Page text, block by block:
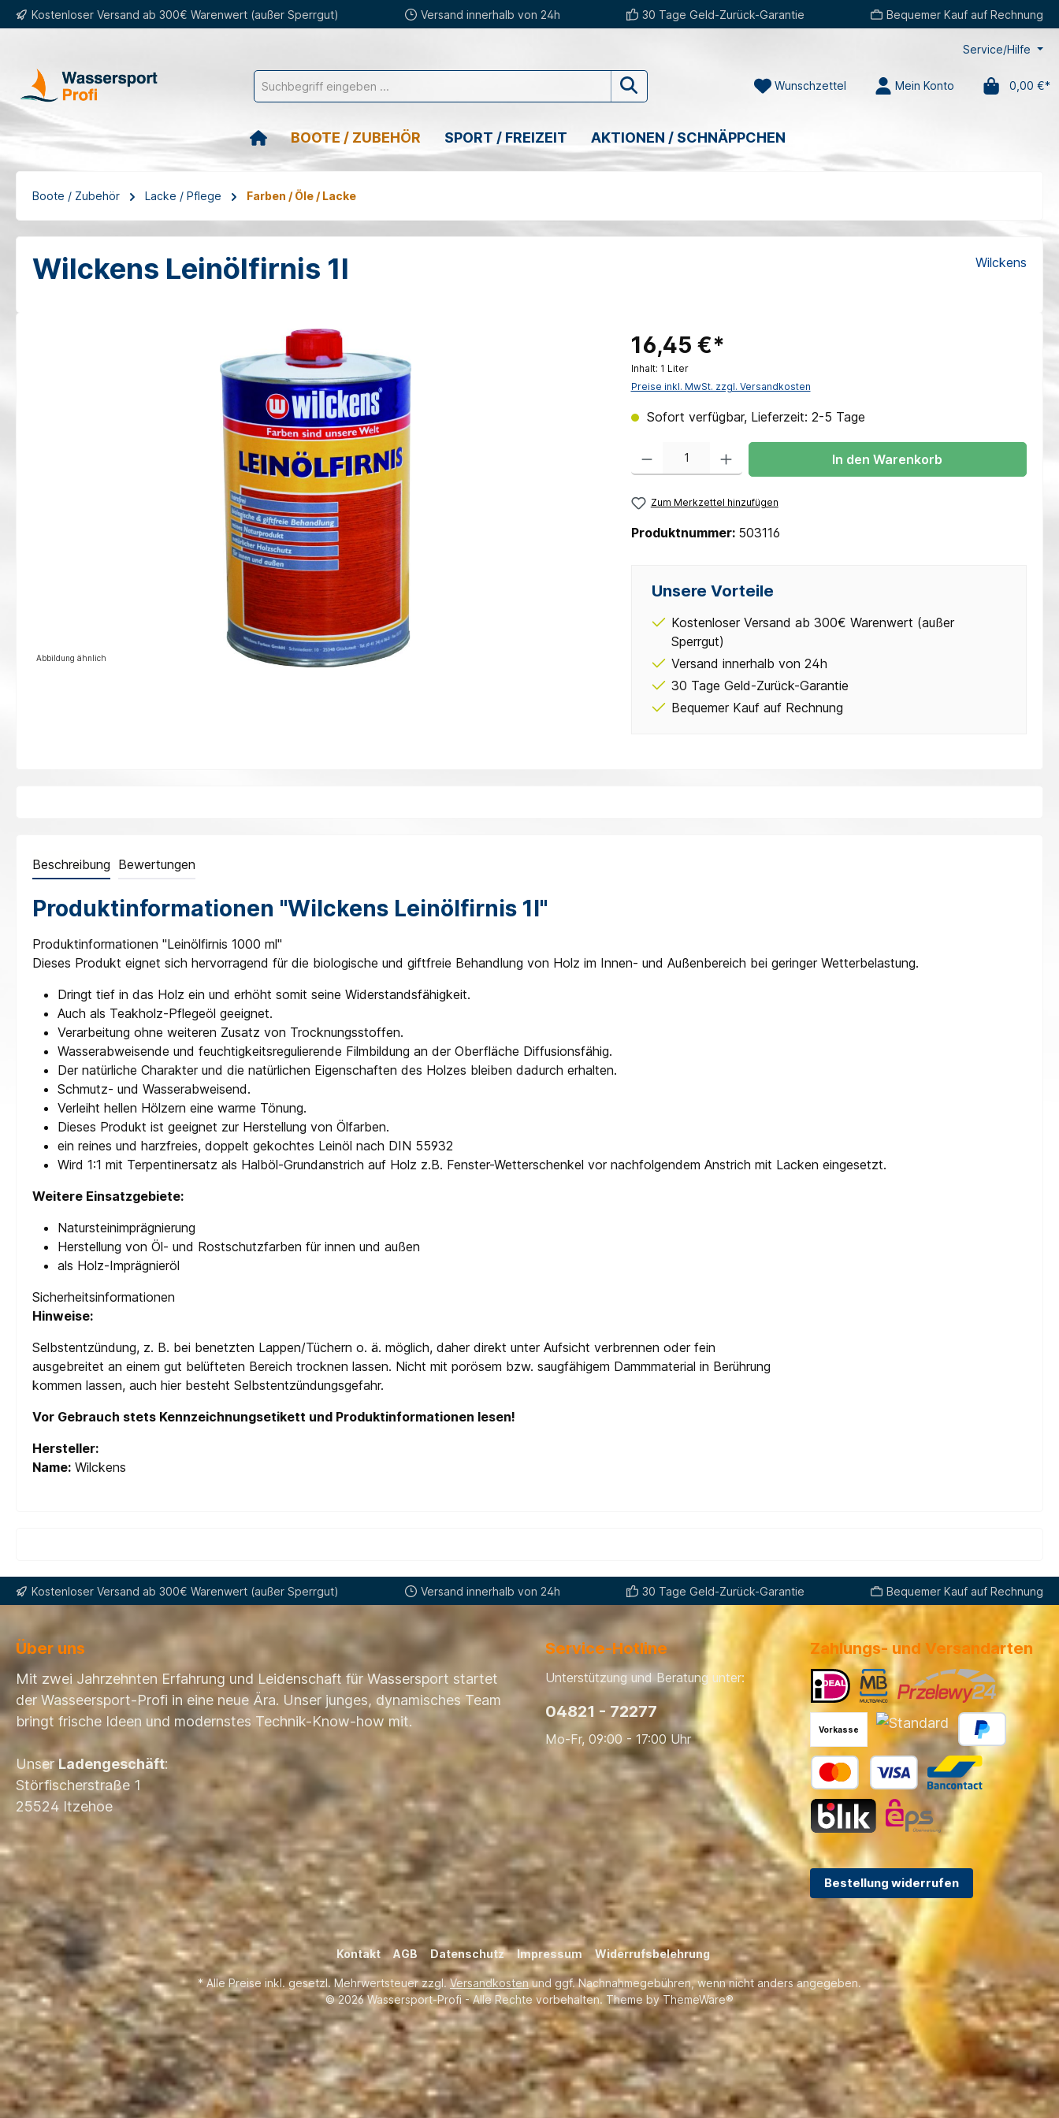
Zur Hauptnavigation springen
Kostenloser Versand ab 300€ Warenwert (außer Sperrgut) Versand innerhalb von 24h 30 Tage Geld-Zurück-Garantie Bequemer Kauf auf Rechnung
Service/Hilfe
Wunschzettel Mein Konto 0,00 €*
BOOTE / ZUBEHÖR SPORT / FREIZEIT AKTIONEN / SCHNÄPPCHEN
Boote / Zubehör Lacke / Pflege Farben / Öle / Lacke
Wilckens Leinölfirnis 1l Wilckens
Abbildung ähnlich
16,45 €*
Inhalt: 1 Liter
Preise inkl. MwSt. zzgl. Versandkosten
Sofort verfügbar, Lieferzeit: 2-5 Tage
Produkt Anzahl: Gib den gewünschten Wert ein oder benutze die Schaltflächen um die
In den Warenkorb
Zum Merkzettel hinzufügen
Produktnummer: 503116
Unsere Vorteile
Kostenloser Versand ab 300€ Warenwert (außer
Sperrgut)
Versand innerhalb von 24h
30 Tage Geld-Zurück-Garantie
Bequemer Kauf auf Rechnung
Beschreibung Bewertungen
Produktinformationen "Wilckens Leinölfirnis 1l"
Produktinformationen "Leinölfirnis 1000 ml"
Dieses Produkt eignet sich hervorragend für die biologische und giftfreie Behandlung von Holz im Innen- und Außenbereich bei geringer Wetterbelastung.
Dringt tief in das Holz ein und erhöht somit seine Widerstandsfähigkeit.
Auch als Teakholz-Pflegeöl geeignet.
Verarbeitung ohne weiteren Zusatz von Trocknungsstoffen.
Wasserabweisende und feuchtigkeitsregulierende Filmbildung an der Oberfläche Diffusionsfähig.
Der natürliche Charakter und die natürlichen Eigenschaften des Holzes bleiben dadurch erhalten.
Schmutz- und Wasserabweisend.
Verleiht hellen Hölzern eine warme Tönung.
Dieses Produkt ist geeignet zur Herstellung von Ölfarben.
ein reines und harzfreies, doppelt gekochtes Leinöl nach DIN 55932
Wird 1:1 mit Terpentinersatz als Halböl-Grundanstrich auf Holz z.B. Fenster-Wetterschenkel vor nachfolgendem Anstrich mit Lacken eingesetzt.
Weitere Einsatzgebiete:
Natursteinimprägnierung
Herstellung von Öl- und Rostschutzfarben für innen und außen
als Holz-Imprägnieröl
Sicherheitsinformationen
Hinweise:
Selbstentzündung, z. B. bei benetzten Lappen/Tüchern o. ä. möglich, daher direkt unter Aufsicht verbrennen oder fein
ausgebreitet an einem gut belüfteten Bereich trocknen lassen. Nicht mit porösem bzw. saugfähigem Dammmaterial in Berührung
kommen lassen, auch hier besteht Selbstentzündungsgefahr.
Vor Gebrauch stets Kennzeichnungsetikett und Produktinformationen lesen!
Hersteller:
Name: Wilckens
Kostenloser Versand ab 300€ Warenwert (außer Sperrgut) Versand innerhalb von 24h 30 Tage Geld-Zurück-Garantie Bequemer Kauf auf Rechnung
Über uns
Mit zwei Jahrzehnten Erfahrung und Leidenschaft für Wassersport startet
der Wasseersport-Profi in eine neue Ära. Unser junges, dynamisches Team
bringt frische Ideen und modernstes Technik-Know-how mit.
UnserLadengeschäft:
Störfischerstraße 1
25524 Itzehoe
Service-Hotline
Unterstützung und Beratung unter:
04821 - 72277
Mo-Fr, 09:00 - 17:00 Uhr
Zahlungs- und Versandarten
Vorkasse
Bestellung widerrufen
Kontakt AGB Datenschutz Impressum Widerrufsbelehrung
* Alle Preise inkl. gesetzl. Mehrwertsteuer zzgl.Versandkostenund ggf. Nachnahmegebühren, wenn nicht anders angegeben.
© 2026 Wassersport-Profi - Alle Rechte vorbehalten. Theme byThemeWare®